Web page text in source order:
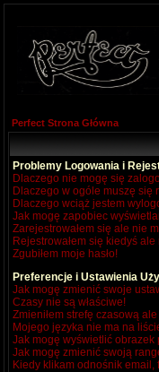
Perfect Strona Główna
Problemy Logowania i
Dlaczego nie mogę się
Dlaczego w ogóle muszę się
Dlaczego wciąż jestem
Jak mogę zapobiec
Zarejestrowałem się ale nie
Rejestrowałem się kiedyś
Zgubiłem moje hasło!
Preferencje i Ustawienia
Jak mogę zmienić swoje
Czasy nie są właściwe!
Zmieniłem strefę czasową
Mojego języka nie ma na
Jak mogę wyświetlić obrazek
Jak mogę zmienić swoją
Kiedy klikam odnośnik